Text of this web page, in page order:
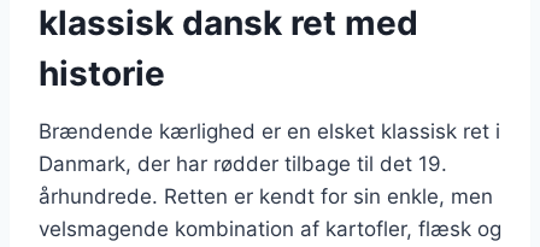
klassisk dansk ret med
historie
Brændende kærlighed er en elsket klassisk ret i
Danmark, der har rødder tilbage til det 19.
århundrede. Retten er kendt for sin enkle, men
velsmagende kombination af kartofler, flæsk og